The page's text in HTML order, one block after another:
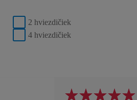
2 hviezdičiek
4 hviezdičiek